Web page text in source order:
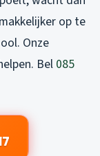
op te
Onze
Bel 085